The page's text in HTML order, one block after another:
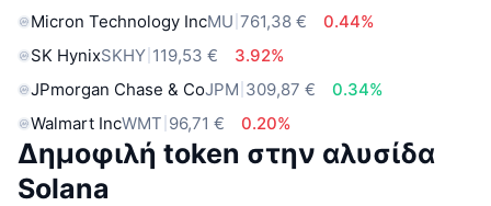
Micron Technology IncMU 761,38 €
0.44%
SK HynixSKHY 119,53 €
3.92%
JPmorgan Chase & CoJPM 309,87 €
0.34%
Walmart IncWMT 96,71 € 0.20%
Δημοφιλή token στην αλυσίδα
Solana